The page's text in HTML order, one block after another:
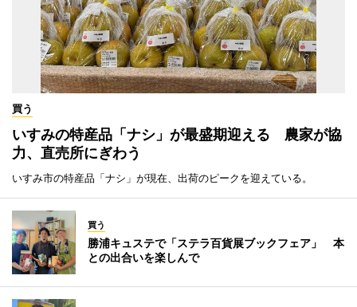
買う
いすみの特産品「ナシ」が最盛期迎える 農家が協
力、直売所にぎわう
いすみ市の特産品「ナシ」が現在、出荷のピークを迎えている。
買う
勝浦キュステで「ステラ百貨展ブックフェア」 本
との出合いを楽しんで